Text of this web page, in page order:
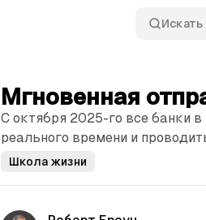
Искать
Мгновенная
С октября 2025-го все банки
реального времени и
Школа жизни